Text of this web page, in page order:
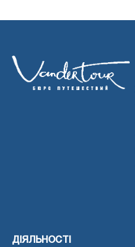
ДІЯЛЬНОСТІ